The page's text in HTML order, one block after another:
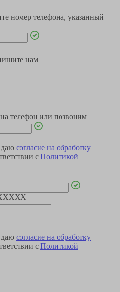
номер телефона, указанный
нам
телефон или позвоним
даю согласие на обработку
с Политикой
даю согласие на обработку
с Политикой